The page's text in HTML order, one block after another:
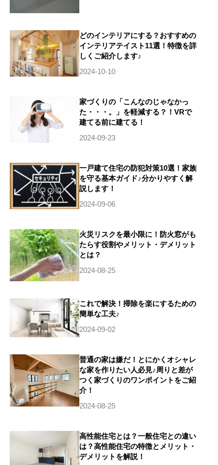
どのインテリアにする？おすすめの
インテリアテイスト11選！特徴を詳
しくご紹介します♪
2024-10-10
家づくりの「こんなのじゃなかっ
た・・・。」を軽減する？！VRで
建てる前に建てる！
2024-09-23
一戸建て住宅の防犯対策10選！家族
を守る基本ガイド♪分かりやすく解
説します！
2024-09-06
火災リスクを最小限に！防火窓がも
たらす役割やメリット・デメリット
とは？
2024-08-25
これで解決！掃除を楽にするための
簡単な工夫♪
2024-09-02
普通の家は嫌だ！とにかくオシャレ
な家を作りたい人必見♪周りと差が
つく家づくりのワンポイントをご紹
介！
2024-08-25
高性能住宅とは？一般住宅との違い
は？高性能住宅の特徴とメリット・
デメリットを解説！